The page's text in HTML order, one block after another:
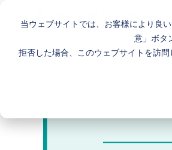
当ウェブサイトでは、お客様により良
意」ボタ
拒否した場合、このウェブサイトを訪